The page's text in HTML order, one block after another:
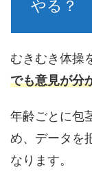
やる？
むきむき体操
でも意見が分
年齢ごとに包
め、データを
なります。